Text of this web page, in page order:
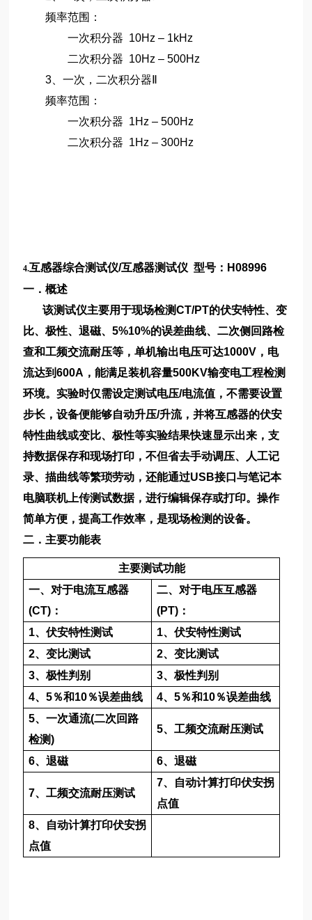
频率范围：
一次积分器 10Hz – 1kHz
二次积分器 10Hz – 500Hz
3 、一次，二次积分器Ⅱ
频率范围：
一次积分器 1Hz – 500Hz
二次积分器 1Hz – 300Hz
4.互感器综合测试仪/互感器测试仪 型号： H08996
一．概述
该测试仪主要用于现场检测CT/PT的伏安特性、变
比、极性、退磁、5%10%的误差曲线、二次侧回路检
查和工频交流耐压等，单机输出电压可达1000V ，电
流达到600A ，能满足装机容量500KV输变电工程检测
环境。实验时仅需设定测试电压/电流值，不需要设置
步长，设备便能够自动升压/升流，并将互感器的伏安
特性曲线或变比、极性等实验结果快速显示出来，支
持数据保存和现场打印，不但省去手动调压、人工记
录、描曲线等繁琐劳动，还能通过USB接口与笔记本
电脑联机上传测试数据，进行编辑保存或打印。操作
简单方便，提高工作效率，是现场检测的设备。
二．主要功能表
主要测试功能
一、对于电流互感器
(CT) ：
二、对于电压互感器
(PT) ：
1、伏安特性测试 1、伏安特性测试
2、变比测试 2、变比测试
3、极性判别 3、极性判别
4、5％和10％误差曲线 4、5％和10％误差曲线
5、一次通流(二次回路
检测)
5、工频交流耐压测试
6、退磁 6、退磁
7、工频交流耐压测试
7、自动计算打印伏安拐
点值
8、自动计算打印伏安拐
点值